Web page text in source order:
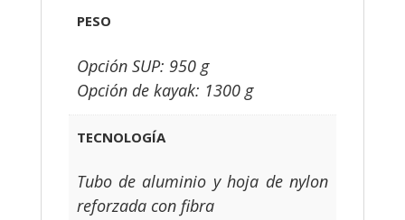
PESO
Opción SUP: 950 g
Opción de kayak: 1300 g
TECNOLOGÍA
Tubo de aluminio y hoja de nylon
reforzada con fibra